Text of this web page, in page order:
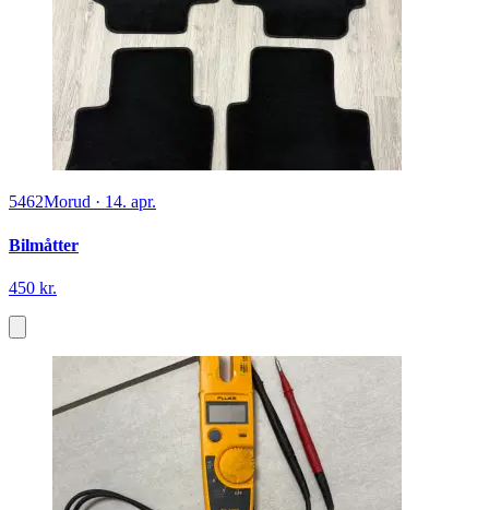
5462Morud · 14. apr.
Bilmåtter
450 kr.